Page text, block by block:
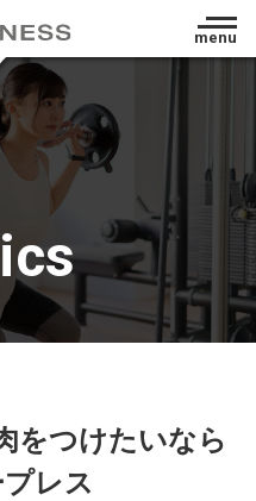
menu
をつけたいなら
レス